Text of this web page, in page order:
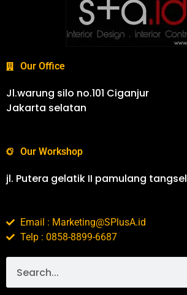
Our Office
Jl.warung silo no.101 Ciganjur
Jakarta selatan
Our Workshop
jl. Putera gelatik II pamulang tangsel
Email : Marketing@SPlusA.id
Telp : 0858-8899-6687